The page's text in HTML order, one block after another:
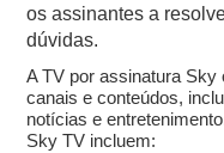
os assinantes a
dúvidas.
A TV por assinatura Sky
canais e conteúdos,
notícias e
Sky TV incluem: